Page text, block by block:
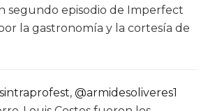
segundo episodio de Imperfect
la gastronomía y la cortesía de
, @armidesoliveres1